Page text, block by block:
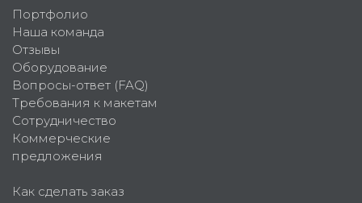
Портфолио
Наша команда
Отзывы
Оборудование
Вопросы-ответ (FAQ)
Требования к макетам
Сотрудничество
Коммерческие
предложения
Как сделать заказ